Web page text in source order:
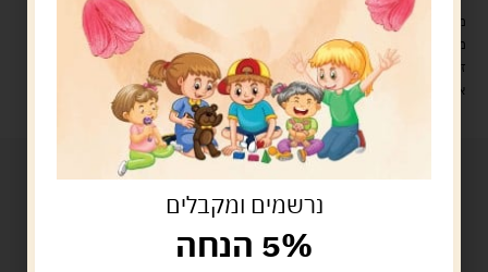
מעל 329 ש"ח, משלוח עם שליח עד הבית חינם! – 0 ₪
משלוח עם שליח עד הבית: 29 ש"ח
זמן אספקה: עד 4 ימי עסקים.
איסוף עצמי: מ"ביתר טויס" רחוב בניין דוד 18, ביתר עילית.
נרשמים ומקבלים
5% הנחה